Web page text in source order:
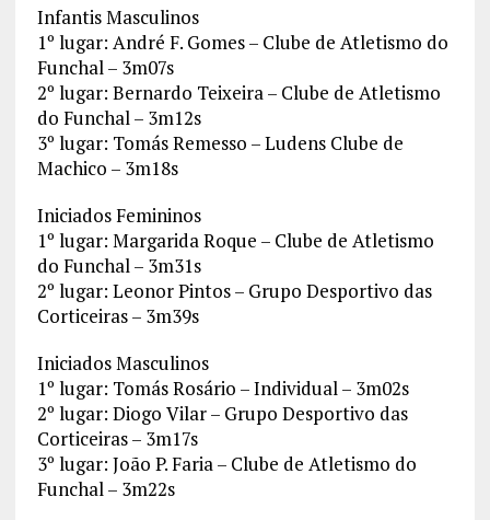
Infantis Masculinos
1º lugar: André F. Gomes – Clube de Atletismo do
Funchal – 3m07s
2º lugar: Bernardo Teixeira – Clube de Atletismo
do Funchal – 3m12s
3º lugar: Tomás Remesso – Ludens Clube de
Machico – 3m18s
Iniciados Femininos
1º lugar: Margarida Roque – Clube de Atletismo
do Funchal – 3m31s
2º lugar: Leonor Pintos – Grupo Desportivo das
Corticeiras – 3m39s
Iniciados Masculinos
1º lugar: Tomás Rosário – Individual – 3m02s
2º lugar: Diogo Vilar – Grupo Desportivo das
Corticeiras – 3m17s
3º lugar: João P. Faria – Clube de Atletismo do
Funchal – 3m22s